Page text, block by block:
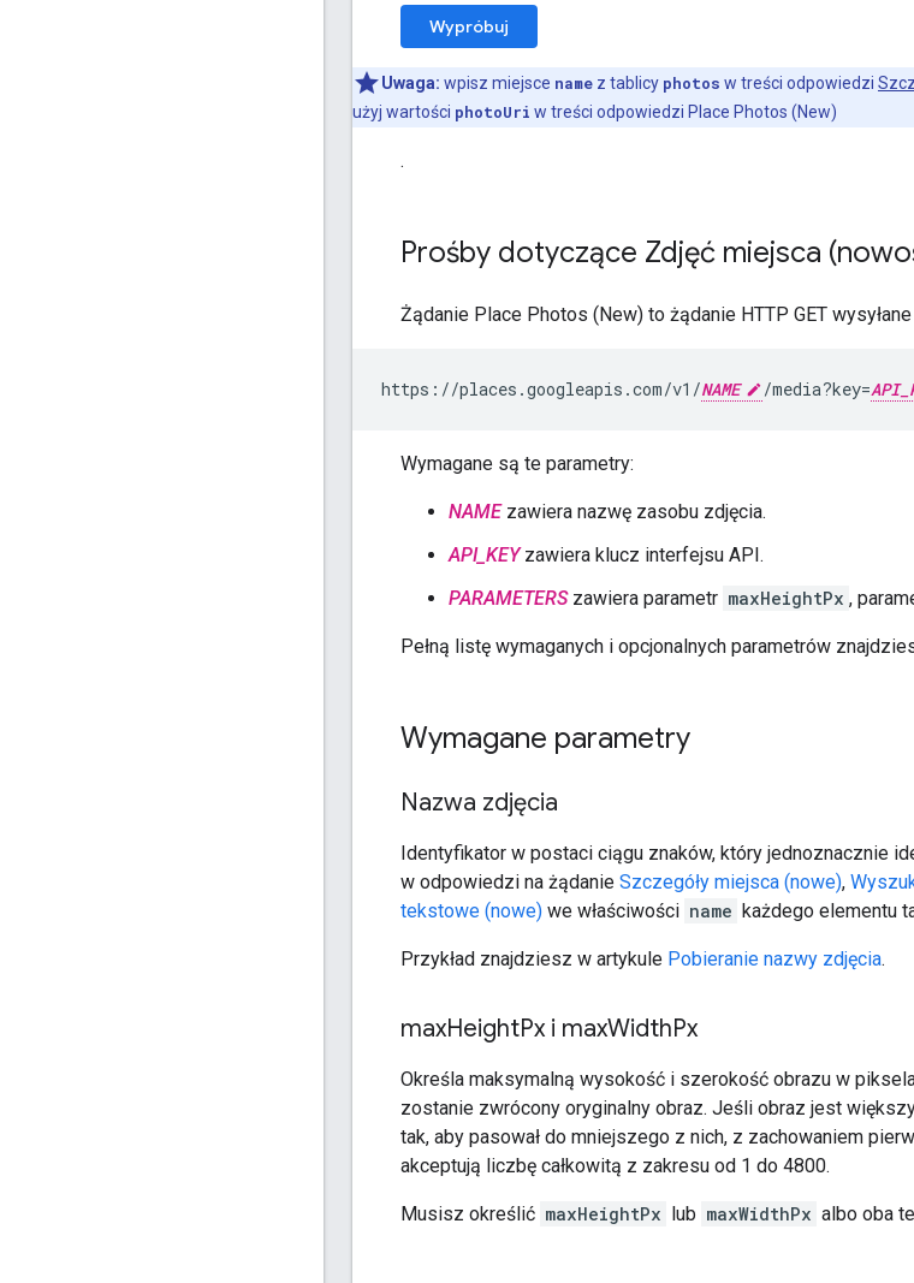
Wypróbuj
Uwaga: wpisz miejsce name z tablicy photos w treści odpowiedzi
użyj wartości photoUri w treści odpowiedzi Place Photos (New)
.
Prośby dotyczące Zdjęć miejsca
Żądanie Place Photos (New) to żądanie HTTP GET
https://places.googleapis.com/v1/NAME /media?key=
Wymagane są te parametry:
NAMEzawiera nazwę zasobu zdjęcia.
API_KEYzawiera klucz interfejsu API.
PARAMETERSzawiera parametr maxHeightPx ,
Pełną listę wymaganych i opcjonalnych parametrów
Wymagane parametry
Nazwa zdjęcia
Identyfikator w postaci ciągu znaków, który jednoznacznie
w odpowiedzi na żądanie Szczegóły miejsca (nowe),
tekstowe (nowe) we właściwości name każdego elementu
Przykład znajdziesz w artykule Pobieranie nazwy zdjęcia.
maxHeightPx i maxWidthPx
Określa maksymalną wysokość i szerokość obrazu w
zostanie zwrócony oryginalny obraz. Jeśli obraz jest
tak, aby pasował do mniejszego z nich, z zachowaniem
akceptują liczbę całkowitą z zakresu od 1 do 4800.
Musisz określić maxHeightPx lub maxWidthPx albo oba